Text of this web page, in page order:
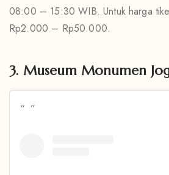
08:00 – 15:30 WIB. Untuk harga
Rp2.000 – Rp50.000.
3. Museum Monumen